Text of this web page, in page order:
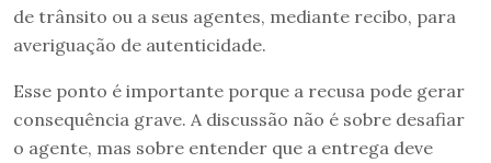
de trânsito ou a seus agentes, mediante recibo, para
averiguação de autenticidade.
Esse ponto é importante porque a recusa pode gerar
consequência grave. A discussão não é sobre desafiar
o agente, mas sobre entender que a entrega deve